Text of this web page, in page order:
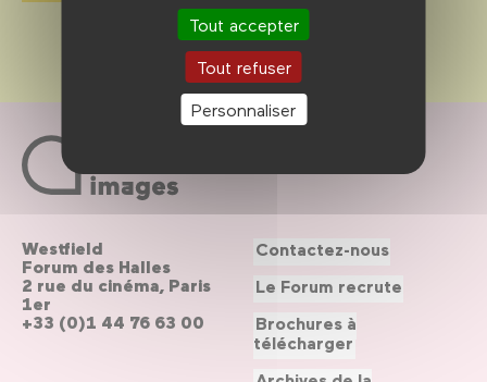
Tout accepter
Tout refuser
Personnaliser
Westfield
Forum des Halles
2 rue du cinéma, Paris
1er
+33 (0)1 44 76 63 00
Contactez-nous
Le Forum recrute
Brochures à
télécharger